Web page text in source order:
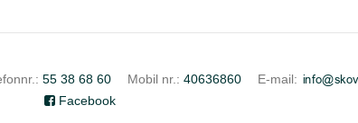
: 55 38 68 60 Mobil nr. : 40636860 E-mail:
Facebook